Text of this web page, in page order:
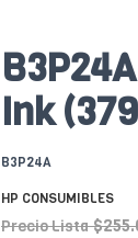
Ink
B3P24A
HP CONSUMIBLES
Precio Lista